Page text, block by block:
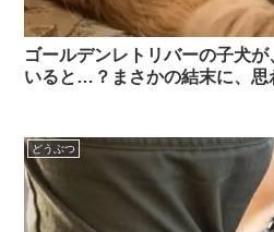
ゴールデンレトリバーの子犬
いると…？まさかの結末に、思
どうぶつ